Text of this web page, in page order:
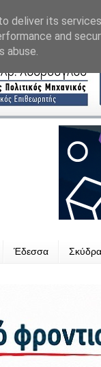
Έδεσσα Σκύδρα
deliver its
and
abuse.